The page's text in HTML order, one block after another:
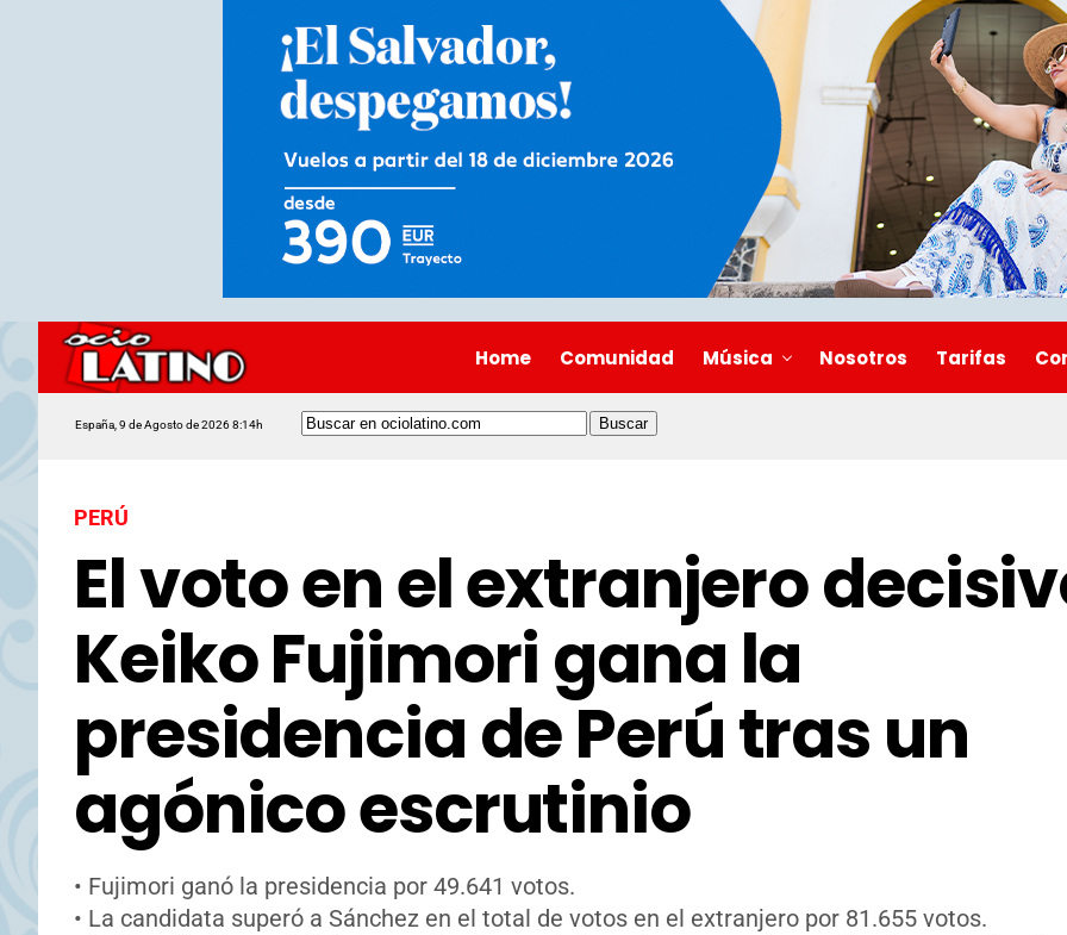
Home Comunidad Música Nosotros Tarifas
España, 9 de Agosto de 2026 8:14h
PERÚ
El voto en el extranjero
Keiko Fujimori gana la
presidencia de Perú tras un
agónico escrutinio
• Fujimori ganó la presidencia por 49.641 votos.
• La candidata superó a Sánchez en el total de votos en el extranjero por 81.655 votos.